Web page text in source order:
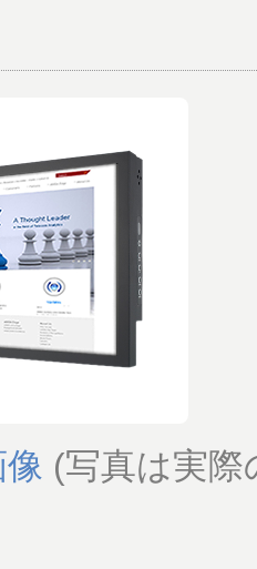
(写真は実